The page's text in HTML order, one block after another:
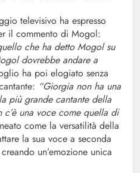
televisivo ha espresso
il commento di Mogol:
che ha detto Mogol su
dovrebbe andare a
ha poi elogiato senza
“Giorgia non ha una
più grande cantante della
una voce come quella di
come la versatilità della
la sua voce a seconda
un’emozione unica